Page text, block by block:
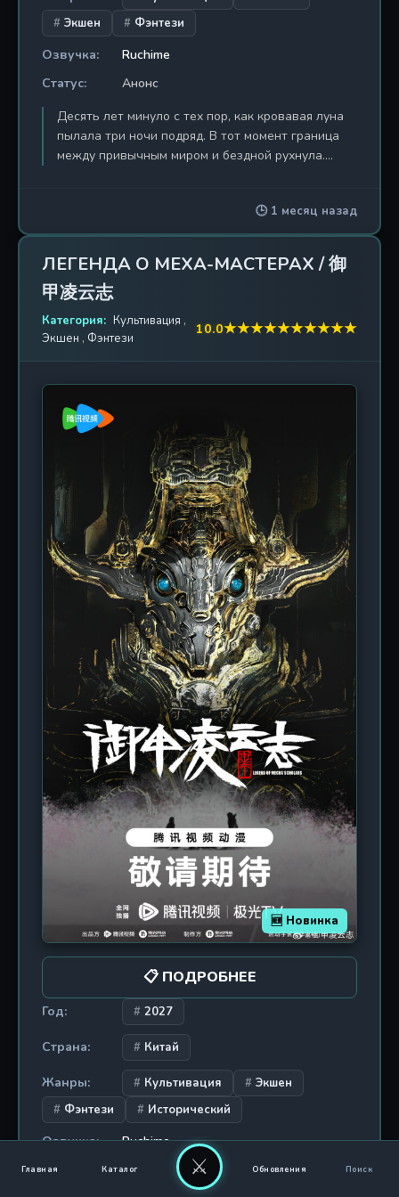
драгоценные минуты для завершения его
вознесения. И когда кажется, что силы
окончательно иссякли, Сяо Янь нисходит, словно
божество, разрывая пелену обречённости. Два
абсолютной власти, и новый, рождённый в
пламени надежды и самопожертвования —
наконец встречаются лицом к лицу. Битва,
Экшен
Фэнтези
Озвучка:
Ruchime
Статус:
Анонс
Десять лет минуло с тех пор, как кровавая луна
пылала три ночи подряд. В тот момент граница
между привычным миром и бездной рухнула.
легенд хлынули в реальность. Люди, привыкшие
к спокойной жизни, оказались перед выбором:
склонить головы и молить о пощаде — или сжать
в руке оружие и дать отпор. Страх и отчаяние
стали повседневностью, но нашёлся тот, кто не
побоялся заглянуть в глаза тьмы. Простой юноша
по имени Су Бай случайно прикоснулся к двери,
правят ци и магия, перерождение и древние
боевые искусства. Каждый шаг Су Бая — это
битва не только с чудищами, но и с собственной
слабостью. Старые тайны, погребённые в
глубинах гробницы Великой Ся, начинают
пробуждаться; великие силы плетут интриги, а
герою предстоит решить, кем он станет —
жертвой или стражем, палачом или спасителем.
В этой истории переплелись культивация,
даосские ритуалы и элементы городского
фэнтези, создавая уникальную атмосферу
борьбы света и тьмы. Сможет ли Су Бай
защитить последний оплот человечества?
🕒 1 месяц назад
ЛЕГЕНДА О МЕХА-МАСТЕРАХ / 御
甲凌云志
Категория: Культивация ,
Экшен , Фэнтези
10.0★★★★★★★★★★
🆕 Новинка
📋 ПОДРОБНЕЕ
Год: 2027
Страна: Китай
Жанры: Культивация
Экшен
Фэнтези
Исторический
Озвучка:
Ruchime
Статус:
Анонс
Главная Каталог ⚔ Обновления Поиск